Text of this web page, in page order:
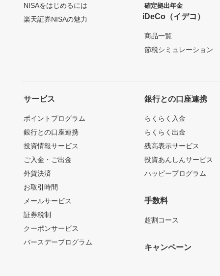
NISAをはじめるには
楽天証券NISAの魅力
確定拠出年金
iDeCo（イデコ）
商品一覧
節税シミュレーション
サービス
ポイントプログラム
銀行との口座連携
投資情報サービス
ご入金・ご出金
外貨決済
お取引時間
メールサービス
証券税制
クーポンサービス
バースデープログラム
銀行との口座連携
らくらく入金
らくらく出金
残高表示サービス
投資あんしんサービス
ハッピープログラム
手数料
超割コース
キャンペーン